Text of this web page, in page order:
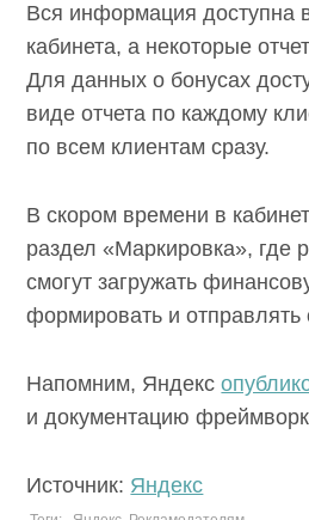
Вся информация доступна
кабинета, а некоторые
Для данных о бонусах
виде отчета по каждому
по всем клиентам сразу.
В скором времени в
раздел «Маркировка», где
смогут загружать
формировать и
Напомним, Яндекс
и документацию
Источник: Яндекс